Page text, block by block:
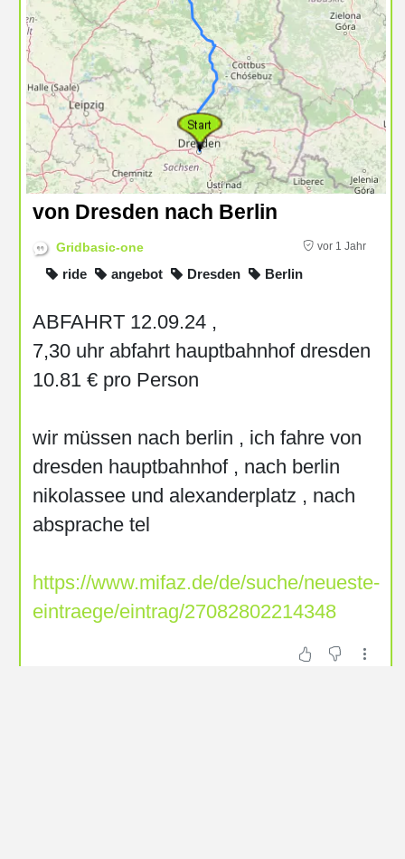
von Dresden nach Berlin
Gridbasic-one vor 1 Jahr
ride angebot Dresden Berlin
ABFAHRT 12.09.24 ,
7,30 uhr abfahrt hauptbahnhof dresden
10.81 € pro Person
wir müssen nach berlin , ich fahre von
dresden hauptbahnhof , nach berlin
nikolassee und alexanderplatz , nach
absprache tel
https://www.mifaz.de/de/suche/neueste-
eintraege/eintrag/27082802214348